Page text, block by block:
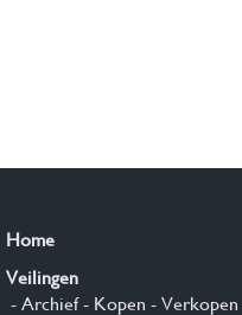
Home
Veilingen
- Archief- Kopen - Verkopen